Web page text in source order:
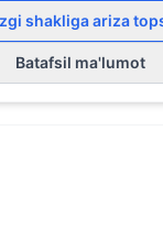
shakliga ariza
Batafsil ma'lumot